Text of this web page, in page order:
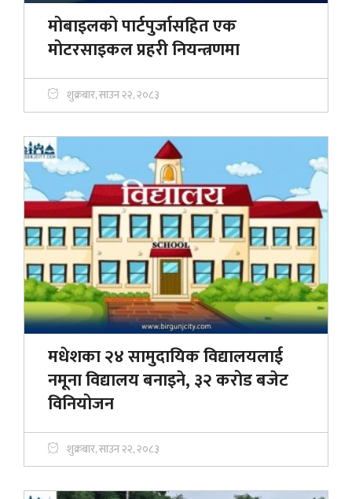
मोबाइलको पार्टपुर्जासहित एक
मोटरसाइकल प्रहरी नियन्त्रणमा
शुक्रबार, साउन २२, २०८३
मधेशका २४ सामुदायिक विद्यालयलाई
नमूना विद्यालय बनाइने, ३२ करोड बजेट
विनियोजन
शुक्रबार, साउन २२, २०८३